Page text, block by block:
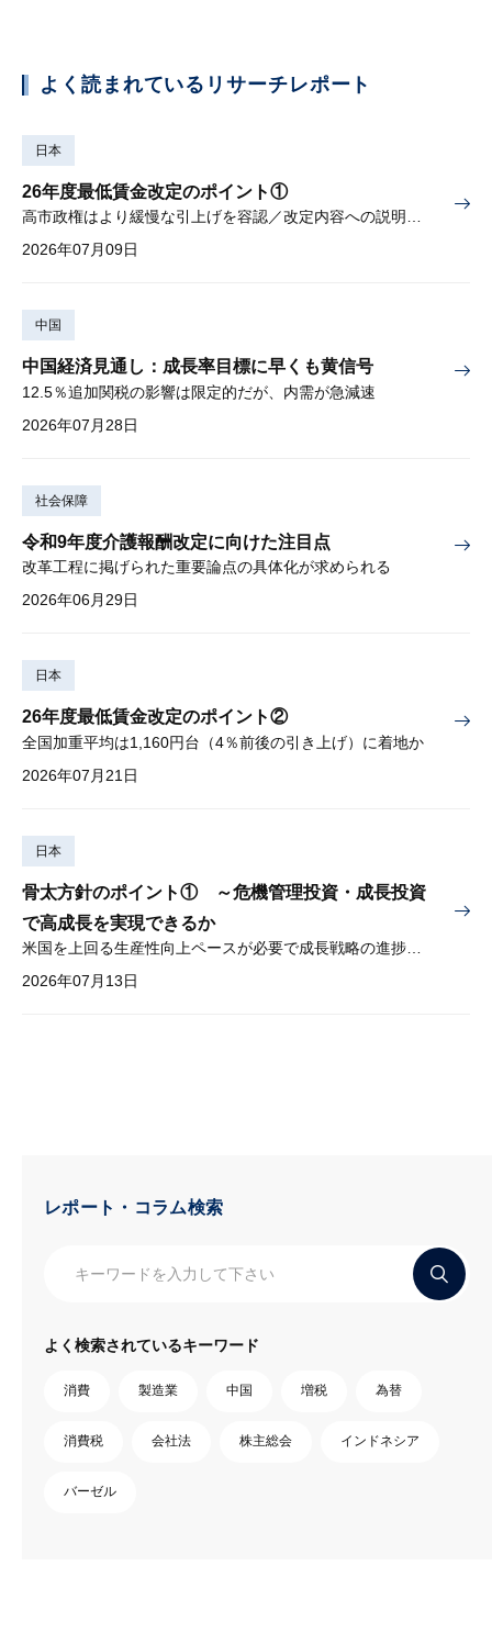
よく読まれているリサーチレポート
日本
26年度最低賃金改定のポイント①
高市政権はより緩慢な引上げを容認／改定内容への説明責任が焦点
2026年07月09日
中国
中国経済見通し：成長率目標に早くも黄信号
12.5％追加関税の影響は限定的だが、内需が急減速
2026年07月28日
社会保障
令和9年度介護報酬改定に向けた注目点
改革工程に掲げられた重要論点の具体化が求められる
2026年06月29日
日本
26年度最低賃金改定のポイント②
全国加重平均は1,160円台（4％前後の引き上げ）に着地か
2026年07月21日
日本
骨太方針のポイント① ～危機管理投資・成長投資
で高成長を実現できるか
米国を上回る生産性向上ペースが必要で成長戦略の進捗管理も課題
2026年07月13日
レポート・コラム検索
よく検索されているキーワード
消費 製造業 中国 増税 為替
消費税 会社法 株主総会 インドネシア
バーゼル